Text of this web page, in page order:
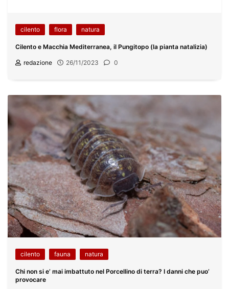
cilento flora natura
Cilento e Macchia Mediterranea, il Pungitopo (la pianta natalizia)
redazione 26/11/2023 0
cilento fauna natura
Chi non si e’ mai imbattuto nel Porcellino di terra? I danni che puo’
provocare